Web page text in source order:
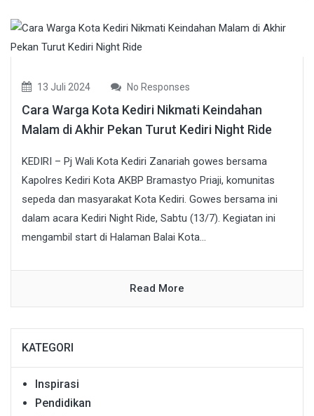
13 Juli 2024 No Responses
Cara Warga Kota Kediri Nikmati Keindahan
Malam di Akhir Pekan Turut Kediri Night Ride
KEDIRI – Pj Wali Kota Kediri Zanariah gowes bersama
Kapolres Kediri Kota AKBP Bramastyo Priaji, komunitas
sepeda dan masyarakat Kota Kediri. Gowes bersama ini
dalam acara Kediri Night Ride, Sabtu (13/7). Kegiatan ini
mengambil start di Halaman Balai Kota...
Read More
KATEGORI
Inspirasi
Pendidikan